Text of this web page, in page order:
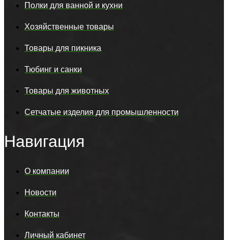
Полки для ванной и кухни
Хозяйственные товары
Товары для пикника
Тюбинг и санки
Товары для животных
Сетчатые изделия для промышленности
Навигация
О компании
Новости
Контакты
Личный кабинет